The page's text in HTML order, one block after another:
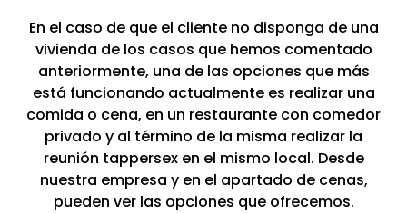
En el caso de que el cliente no disponga de una
vivienda de los casos que hemos comentado
anteriormente, una de las opciones que más
está funcionando actualmente es realizar una
comida o cena, en un restaurante con comedor
privado y al término de la misma realizar la
reunión tappersex en el mismo local. Desde
nuestra empresa y en el apartado de cenas,
pueden ver las opciones que ofrecemos.